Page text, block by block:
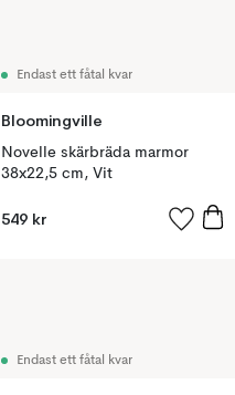
Endast ett fåtal kvar
Bloomingville
Novelle skärbräda marmor
38x22,5 cm, Vit
549 kr
Endast ett fåtal kvar